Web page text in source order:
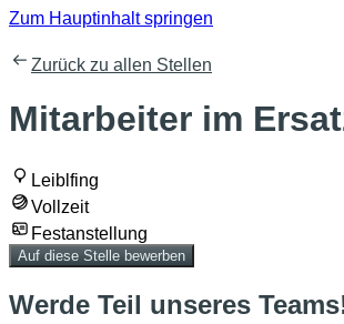
Zum Hauptinhalt springen
Zurück zu allen Stellen
Mitarbeiter im
Leiblfing
Vollzeit
Festanstellung
Auf diese Stelle bewerben
Werde Teil unseres